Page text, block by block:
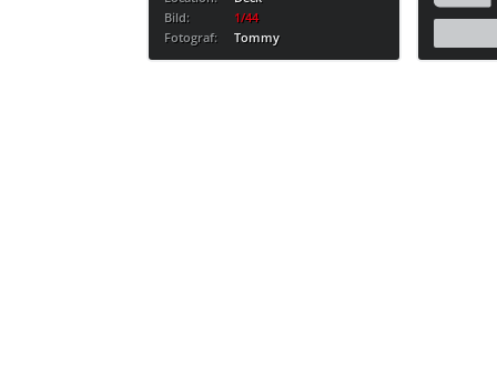
Bild:
1/44
Fotograf:
Tommy